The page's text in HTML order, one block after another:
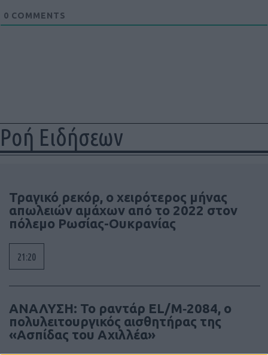
Ροή Ειδήσεων
Τραγικό ρεκόρ, ο χειρότερος μήνας
απωλειών αμάχων από το 2022 στον
πόλεμο Ρωσίας-Ουκρανίας
21:20
ΑΝΑΛΥΣΗ: To ραντάρ EL/M‑2084, ο
πολυλειτουργικός αισθητήρας της
«Ασπίδας του Αχιλλέα»
0 COMMENTS